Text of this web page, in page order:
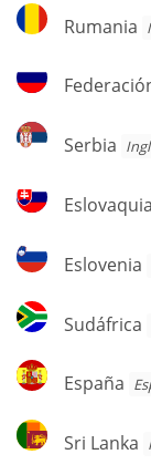
Rumania
Rumania
Federación
Rusa
Serbia
Serbia
Eslovaquia
Eslovaquia
Eslovenia
Eslovenia
Sudáfrica
Sudáfrica
España
España
Sri
Lanka
Sri Lanka